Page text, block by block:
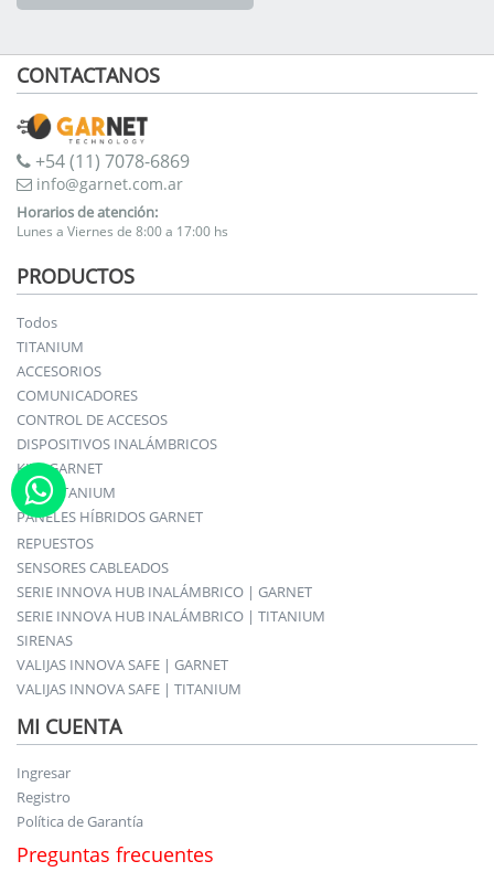
CONTACTANOS
+54 (11) 7078-6869
info@garnet.com.ar
Horarios de atención:
Lunes a Viernes de 8:00 a 17:00 hs
PRODUCTOS
Todos
TITANIUM
ACCESORIOS
COMUNICADORES
CONTROL DE ACCESOS
DISPOSITIVOS INALÁMBRICOS
KITS GARNET
KITS TITANIUM
PANELES HÍBRIDOS GARNET
REPUESTOS
SENSORES CABLEADOS
SERIE INNOVA HUB INALÁMBRICO | GARNET
SERIE INNOVA HUB INALÁMBRICO | TITANIUM
SIRENAS
VALIJAS INNOVA SAFE | GARNET
VALIJAS INNOVA SAFE | TITANIUM
MI CUENTA
Ingresar
Registro
Política de Garantía
Preguntas frecuentes